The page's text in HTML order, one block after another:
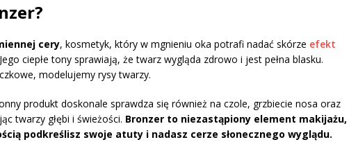
cery, kosmetyk, który w mgnieniu oka potrafi nadać skórze efekt
ciepłe tony sprawiają, że twarz wygląda zdrowo i jest pełna blasku.
modelujemy rysy twarzy.
produkt doskonale sprawdza się również na czole, grzbiecie nosa oraz
twarzy głębi i świeżości. Bronzer to niezastąpiony element makijażu,
podkreślisz swoje atuty i nadasz cerze słonecznego wyglądu.